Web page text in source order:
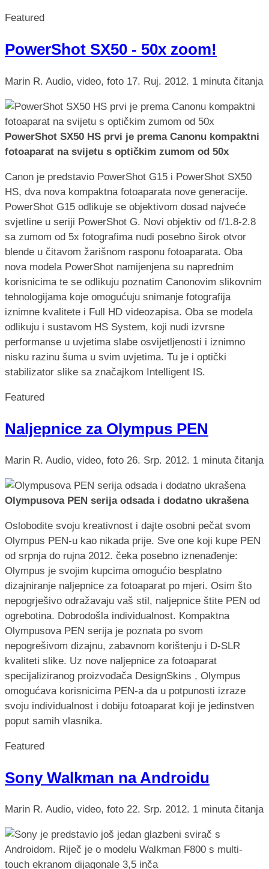
Featured
PowerShot SX50 - 50x zoom!
Marin R. Audio, video, foto 17. Ruj. 2012. 1 minuta čitanja
PowerShot SX50 HS prvi je prema Canonu kompaktni
fotoaparat na svijetu s optičkim zumom od 50x
Canon je predstavio PowerShot G15 i PowerShot SX50
HS, dva nova kompaktna fotoaparata nove generacije.
PowerShot G15 odlikuje se objektivom dosad najveće
svjetline u seriji PowerShot G. Novi objektiv od f/1.8-2.8
sa zumom od 5x fotografima nudi posebno širok otvor
blende u čitavom žarišnom rasponu fotoaparata. Oba
nova modela PowerShot namijenjena su naprednim
korisnicima te se odlikuju poznatim Canonovim slikovnim
tehnologijama koje omogućuju snimanje fotografija
iznimne kvalitete i Full HD videozapisa. Oba se modela
odlikuju i sustavom HS System, koji nudi izvrsne
performanse u uvjetima slabe osvijetljenosti i iznimno
nisku razinu šuma u svim uvjetima. Tu je i optički
stabilizator slike sa značajkom Intelligent IS.
Featured
Naljepnice za Olympus PEN
Marin R. Audio, video, foto 26. Srp. 2012. 1 minuta čitanja
Olympusova PEN serija odsada i dodatno ukrašena
Oslobodite svoju kreativnost i dajte osobni pečat svom
Olympus PEN-u kao nikada prije. Sve one koji kupe PEN
od srpnja do rujna 2012. čeka posebno iznenađenje:
Olympus je svojim kupcima omogućio besplatno
dizajniranje naljepnice za fotoaparat po mjeri. Osim što
nepogrješivo odražavaju vaš stil, naljepnice štite PEN od
ogrebotina. Dobrodošla individualnost. Kompaktna
Olympusova PEN serija je poznata po svom
nepogrešivom dizajnu, zabavnom korištenju i D-SLR
kvaliteti slike. Uz nove naljepnice za fotoaparat
specijaliziranog proizvođača DesignSkins , Olympus
omogućava korisnicima PEN-a da u potpunosti izraze
svoju individualnost i dobiju fotoaparat koji je jedinstven
poput samih vlasnika.
Featured
Sony Walkman na Androidu
Marin R. Audio, video, foto 22. Srp. 2012. 1 minuta čitanja